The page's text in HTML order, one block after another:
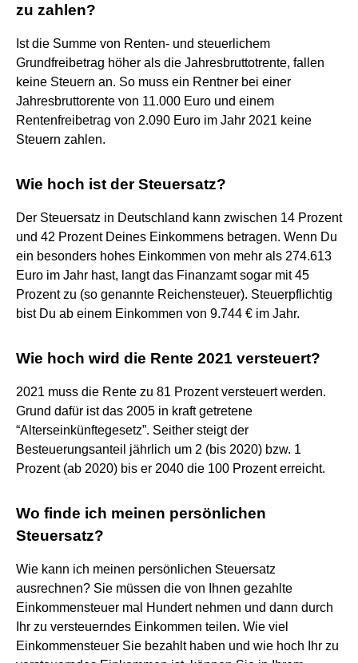
zu zahlen?
Ist die Summe von Renten- und steuerlichem
Grundfreibetrag höher als die Jahresbruttotrente, fallen
keine Steuern an. So muss ein Rentner bei einer
Jahresbruttorente von 11.000 Euro und einem
Rentenfreibetrag von 2.090 Euro im Jahr 2021 keine
Steuern zahlen.
Wie hoch ist der Steuersatz?
Der Steuersatz in Deutschland kann zwischen 14 Prozent
und 42 Prozent Deines Einkommens betragen. Wenn Du
ein besonders hohes Einkommen von mehr als 274.613
Euro im Jahr hast, langt das Finanzamt sogar mit 45
Prozent zu (so genannte Reichensteuer). Steuerpflichtig
bist Du ab einem Einkommen von 9.744 € im Jahr.
Wie hoch wird die Rente 2021 versteuert?
2021 muss die Rente zu 81 Prozent versteuert werden.
Grund dafür ist das 2005 in kraft getretene
“Alterseinkünftegesetz”. Seither steigt der
Besteuerungsanteil jährlich um 2 (bis 2020) bzw. 1
Prozent (ab 2020) bis er 2040 die 100 Prozent erreicht.
Wo finde ich meinen persönlichen
Steuersatz?
Wie kann ich meinen persönlichen Steuersatz
ausrechnen? Sie müssen die von Ihnen gezahlte
Einkommensteuer mal Hundert nehmen und dann durch
Ihr zu versteuerndes Einkommen teilen. Wie viel
Einkommensteuer Sie bezahlt haben und wie hoch Ihr zu